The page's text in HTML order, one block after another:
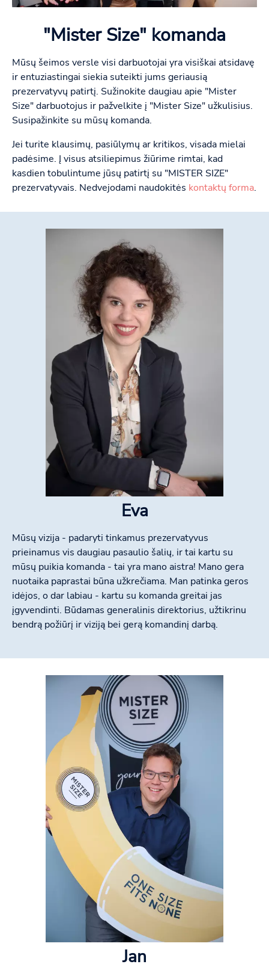
"Mister Size" komanda
Mūsų šeimos versle visi darbuotojai yra visiškai atsidavę
ir entuziastingai siekia suteikti jums geriausią
prezervatyvų patirtį. Sužinokite daugiau apie "Mister
Size" darbuotojus ir pažvelkite į "Mister Size" užkulisius.
Susipažinkite su mūsų komanda.
Jei turite klausimų, pasiūlymų ar kritikos, visada mielai
padėsime. Į visus atsiliepimus žiūrime rimtai, kad
kasdien tobulintume jūsų patirtį su "MISTER SIZE"
prezervatyvais. Nedvejodami naudokitės kontaktų forma.
Eva
Mūsų vizija - padaryti tinkamus prezervatyvus
prieinamus vis daugiau pasaulio šalių, ir tai kartu su
mūsų puikia komanda - tai yra mano aistra! Mano gera
nuotaika paprastai būna užkrečiama. Man patinka geros
idėjos, o dar labiau - kartu su komanda greitai jas
įgyvendinti. Būdamas generalinis direktorius, užtikrinu
bendrą požiūrį ir viziją bei gerą komandinį darbą.
Jan